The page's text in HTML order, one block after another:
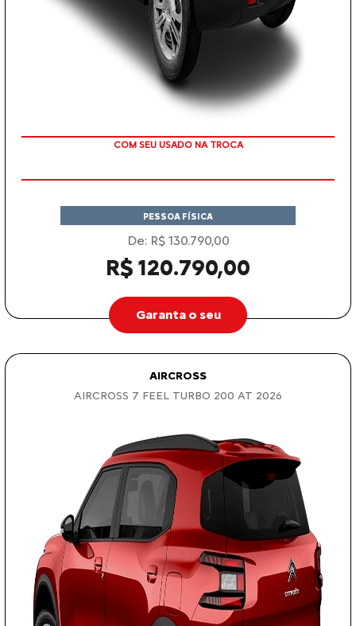
TAXA ZERO
PESSOA FÍSICA
De: R$ 130.790,00
R$ 120.790,00
Garanta o seu
AIRCROSS
AIRCROSS 7 FEEL TURBO 200 AT 2026